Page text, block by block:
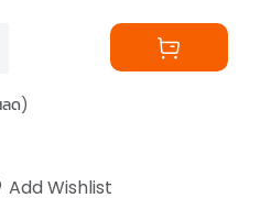
ด)
Add Wishlist